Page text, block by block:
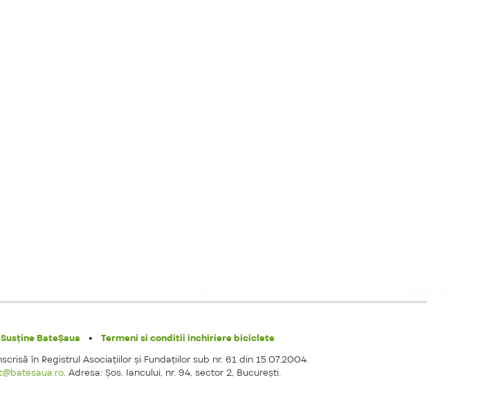
Susține BateȘaua
Termeni si conditii inchiriere biciclete
în Registrul Asociaţiilor şi Fundaţiilor sub nr. 61 din 15.07.2004.
. Adresa: Şos. Iancului, nr. 94, sector 2, Bucureşti.